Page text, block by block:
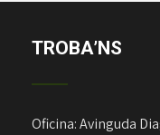
TROBA’NS
Oficina: Avinguda